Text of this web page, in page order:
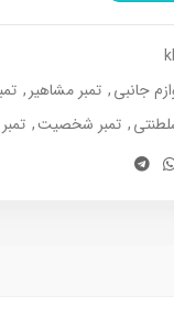
جانبی, تمبر مشاهیر ,
, تمبر شخصیت,